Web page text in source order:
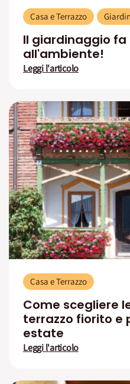
Casa e Terrazzo
Il giardinaggio fa
all'ambiente!
Leggi l'articolo
Casa e Terrazzo
Come scegliere
terrazzo fiorito e
estate
Leggi l'articolo